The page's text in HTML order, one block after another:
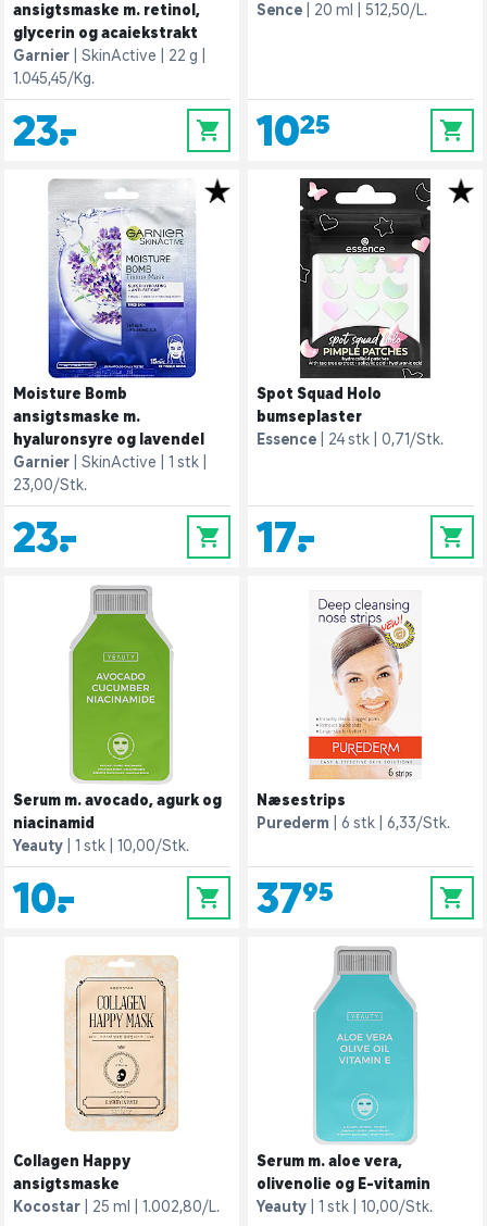
ansigtsmaske m. retinol,
glycerin og acaiekstrakt
Garnier
SkinActive
22 g
1.045,45/Kg.
23,- 0
Sence
20 ml 512,50/L.
10,25 0
Moisture Bomb
ansigtsmaske m.
hyaluronsyre og lavendel
Garnier
SkinActive
1 stk
23,00/Stk.
23,- 0
Spot Squad Holo
bumseplaster
Essence
24 stk 0,71/Stk.
17,- 0
Serum m. avocado, agurk og
niacinamid
Yeauty
1 stk 10,00/Stk.
10,- 0
Næsestrips
Purederm
6 stk 6,33/Stk.
37,95 0
Collagen Happy
ansigtsmaske
Kocostar
25 ml 1.002,80/L.
Serum m. aloe vera,
olivenolie og E-vitamin
Yeauty
1 stk 10,00/Stk.